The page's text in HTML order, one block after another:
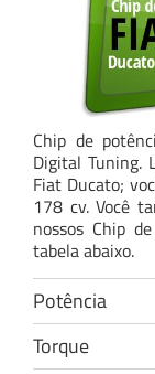
Chip de
Digital Tuning.
Fiat Ducato;
178 cv. Você
nossos Chip
tabela abaixo.
Potência
Torque